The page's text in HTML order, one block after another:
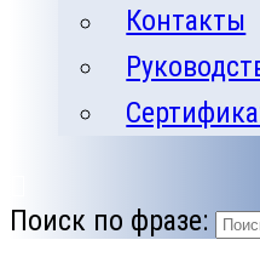
Контакты
Поиск по фразе: